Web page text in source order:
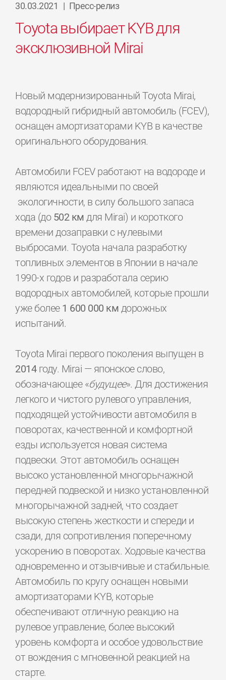
30.03.2021 | Пресс-релиз
Toyota выбирает KYB для
эксклюзивной Mirai
Новый модернизированный Toyota Mirai,
водородный гибридный автомобиль (FCEV),
оснащен амортизаторами KYB в качестве
оригинального оборудования.
Автомобили FCEV работают на водороде и
являются идеальными по своей
экологичности, в силу большого запаса
хода (до 502 км для Mirai) и короткого
времени дозаправки с нулевыми
выбросами. Toyota начала разработку
топливных элементов в Японии в начале
1990-х годов и разработала серию
водородных автомобилей, которые прошли
уже более 1 600 000 км дорожных
испытаний.
Toyota Mirai первого поколения выпущен в
2014году. Mirai — японское слово,
обозначающее «будущее». Для достижения
легкого и чистого рулевого управления,
подходящей устойчивости автомобиля в
поворотах, ​​качественной и комфортной
езды используется новая система
подвески. Этот автомобиль оснащен
высоко установленной многорычажной
передней подвеской и низко установленной
многорычажной задней, что создает
высокую степень жесткости и спереди и
сзади, для сопротивления поперечному
ускорению в поворотах. Ходовые качества
одновременно и отзывчивые и стабильные.
Автомобиль по кругу оснащен новыми
амортизаторами KYB, которые
обеспечивают отличную реакцию на
рулевое управление, более высокий
уровень комфорта и особое удовольствие
от вождения с мгновенной реакцией на
старте.